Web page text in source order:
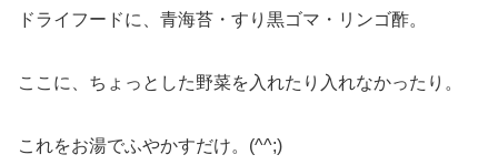
ドライフードに、青海苔・すり黒ゴマ・リンゴ酢。
ここに、ちょっとした野菜を入れたり入れなかったり。
これをお湯でふやかすだけ。(^^;)